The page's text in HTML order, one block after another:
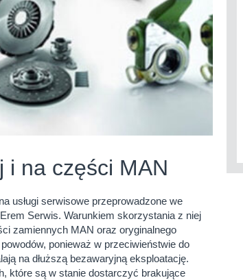
i na części MAN
usługi serwisowe przeprowadzone we
Serwis. Warunkiem skorzystania z niej
zamiennych MAN oraz oryginalnego
ponieważ w przeciwieństwie do
na dłuższą bezawaryjną eksploatację.
które są w stanie dostarczyć brakujące